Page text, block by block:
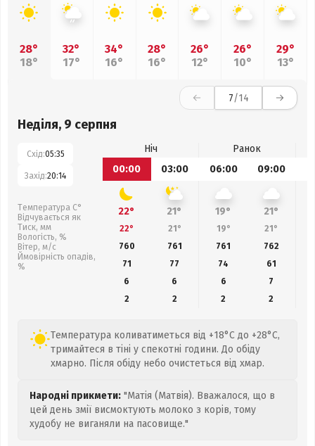
28°
18°
32°
17°
34°
16°
28°
16°
26°
12°
26°
10°
29°
13°
7/14
Неділя, 9 серпня
Схід:05:35
Захід:20:14
Температура С°
Відчувається як
Тиск, мм
Вологість, %
Вітер, м/с
Ймовірність опадів,
%
Ніч
Ранок
00:00
03:00 06:00 09:00
22° 21° 19° 21°
22° 21° 19° 21°
760
761 761 762
71
77 74 61
6
6 6
7
2
2 2 2
Температура коливатиметься від +18°C до +28°C,
тримайтеся в тіні у спекотні години. До обіду
хмарно. Після обіду небо очистеться від хмар.
Народні прикмети: "Матія (Матвія). Вважалося, що в
цей день змії висмоктують молоко з корів, тому
худобу не виганяли на пасовище."